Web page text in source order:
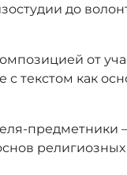
до
от
с текстом как
предметники –
религиозных